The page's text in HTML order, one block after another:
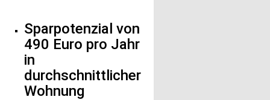
Sparpotenzial von
490 Euro pro Jahr
in
durchschnittlicher
Wohnung